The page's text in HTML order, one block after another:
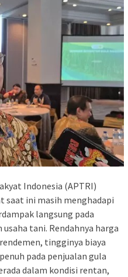
Indonesia (APTRI)
saat ini masih menghadapi
langsung pada
tani. Rendahnya harga
tingginya biaya
pada penjualan gula
dalam kondisi rentan,